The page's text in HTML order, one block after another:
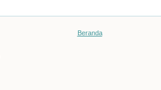
Beranda